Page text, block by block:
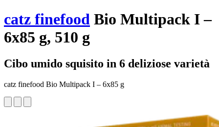
catz finefood Bio Multipack I –
6x85 g, 510 g
Cibo umido squisito in 6 deliziose varietà
catz finefood Bio Multipack I – 6x85 g